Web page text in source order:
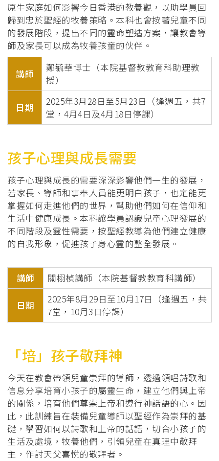
原生家庭如何影響今日香港的教養觀，以助學員回
歸到忠於聖經的牧養策略。本科也會按著兒童不同
的發展階段，提出不同的靈命塑造方案，讓教會導
師及家長可以成為牧養孩童的伙伴。
講師
鄭毓華博士（本院基督教教育科助理教
授）
日期
2025年3月28日至5月23日（逢週五，共7
堂，4月4日及4月18日停課）
孩子心理與成長需要
孩子心理與成長的需要深深影響他們一生的發展，
若家長、導師和事奉人員能更明白孩子，也定能更
掌握如何走進他們的世界，幫助他們如何在信仰和
生活中健康成長。本科讓學員認識兒童心理發展的
不同階段及靈性需要，按聖經教導為他們建立健康
的自我形象，促進孩子身心靈的整全發展。
講師 關栩楨講師（本院基督教教育科講師）
日期
2025年8月29日至10月17日（逢週五，共
7堂，10月3日停課）
「培」孩子敬拜神
今天在教會帶領兒童崇拜的導師，透過領唱詩歌和
信息分享培育小孩子的屬靈生命，建立他們與上帝
的關係，培育他們尊崇上帝和遵行神話語的心。因
此，此訓練旨在裝備兒童導師以聖經作為崇拜的基
礎，學習如何以詩歌和上帝的話語，切合小孩子的
生活及處境，牧養他們，引領兒童在真理中敬拜
主，作討天父喜悅的敬拜者。